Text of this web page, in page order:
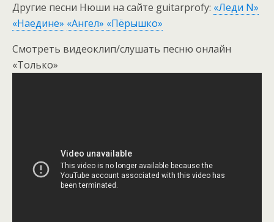
Другие песни Нюши на сайте guitarprofy: «Леди N»
«Наедине» «Ангел» «Пёрышко»
Смотреть видеоклип/слушать песню онлайн
«Только»